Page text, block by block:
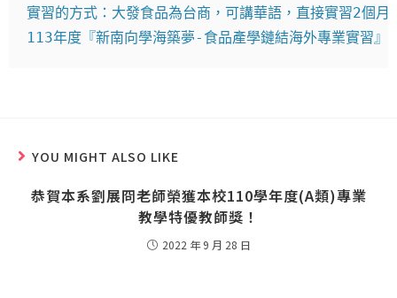
實習的方式：大發食品為台商，可講華語，直接實習2個
113年度『新南向學海築夢-食品產學鏈結海外專業實習』
YOU MIGHT ALSO LIKE
恭賀本系劉展冏老師榮獲本校110學年度(A類)專業
教學特優教師獎！
2022 年 9 月 28 日